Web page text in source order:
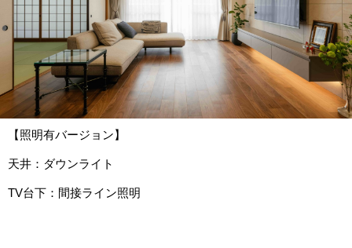
【照明有バージョン】
天井：ダウンライト
TV台下：間接ライン照明